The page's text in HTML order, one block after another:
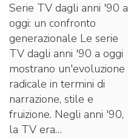
Serie TV dagli anni '90 a
oggi: un confronto
generazionale Le serie
TV dagli anni '90 a oggi
mostrano un'evoluzione
radicale in termini di
narrazione, stile e
fruizione. Negli anni '90,
la TV era…